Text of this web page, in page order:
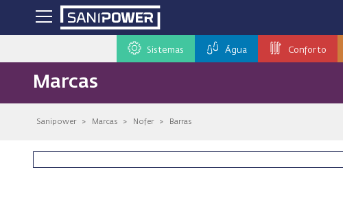
Sistemas Água Conforto
Marcas
Sanipower > Marcas > Nofer > Barras